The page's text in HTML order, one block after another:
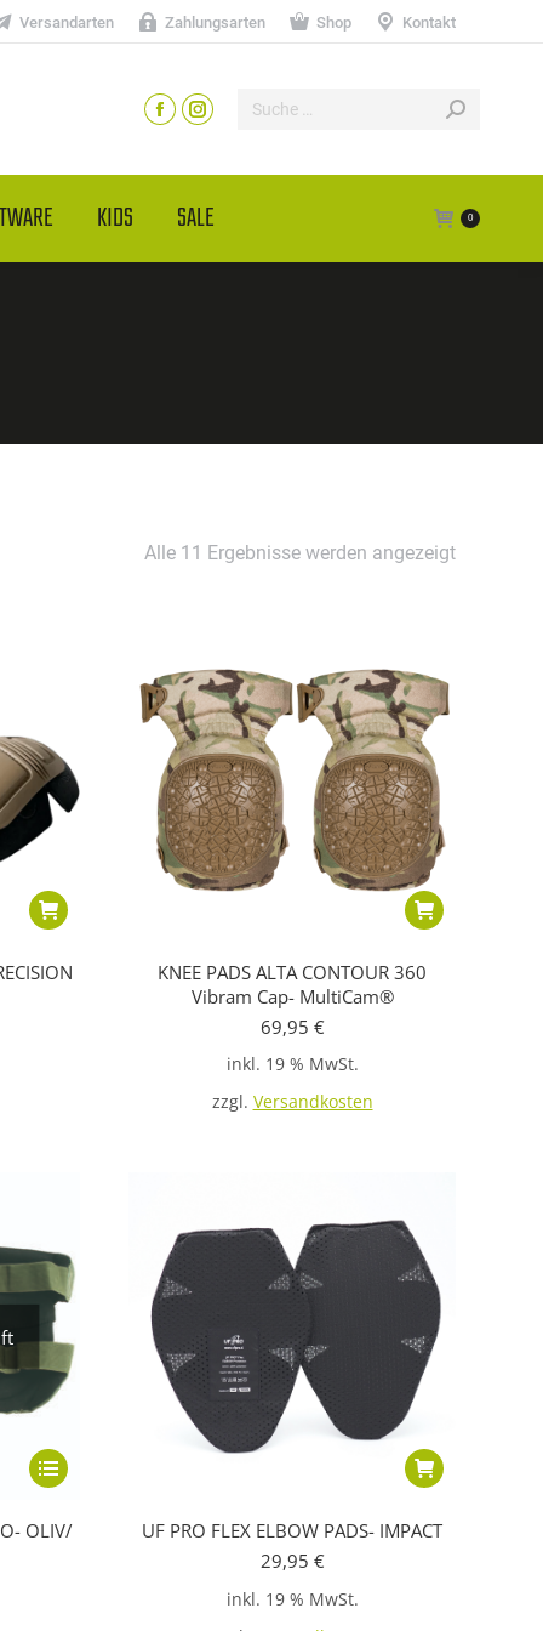
Versandarten Zahlungsarten Shop Kontakt
KIDS SALE 0
Alle 11 Ergebnisse werden angezeigt
KNEE PADS ALTA CONTOUR 360
Vibram Cap- MultiCam®
69,95 €
inkl. 19 % MwSt.
zzgl. Versandkosten
Dieses
weist
OLIV/
UF PRO FLEX ELBOW PADS- IMPACT
29,95 €
inkl. 19 % MwSt.